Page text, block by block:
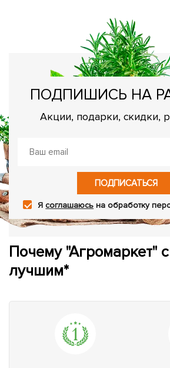
ПОДПИШИСЬ НА
Акции, подарки, скидки,
ПОДПИСАТЬСЯ
Ясоглашаюсь на обработку
Почему "Агромаркет"
лучшим*